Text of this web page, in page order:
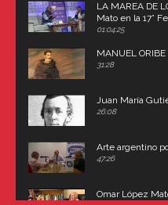
LA MAREA DE
Mato en la 17°
(Uruguay)
01:04:25
MANUEL ORIBE
31:28
Juan María
26:08
Arte argentino
47:26
Omar López